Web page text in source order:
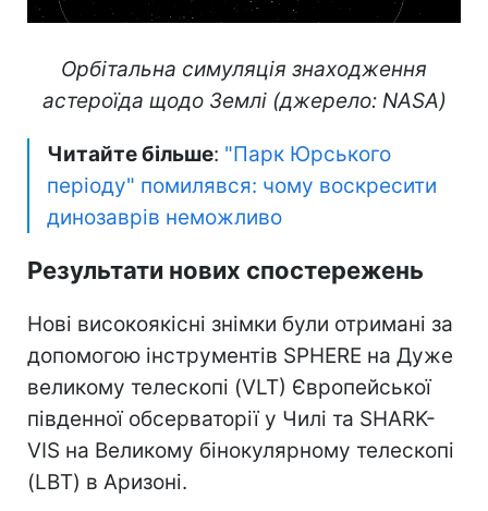
Орбітальна симуляція знаходження
астероїда щодо Землі (джерело: NASA)
Читайте більше: "Парк Юрського
періоду" помилявся: чому воскресити
динозаврів неможливо
Результати нових спостережень
Нові високоякісні знімки були отримані за
допомогою інструментів SPHERE на Дуже
великому телескопі (VLT) Європейської
південної обсерваторії у Чилі та SHARK-
VIS на Великому бінокулярному телескопі
(LBT) в Аризоні.